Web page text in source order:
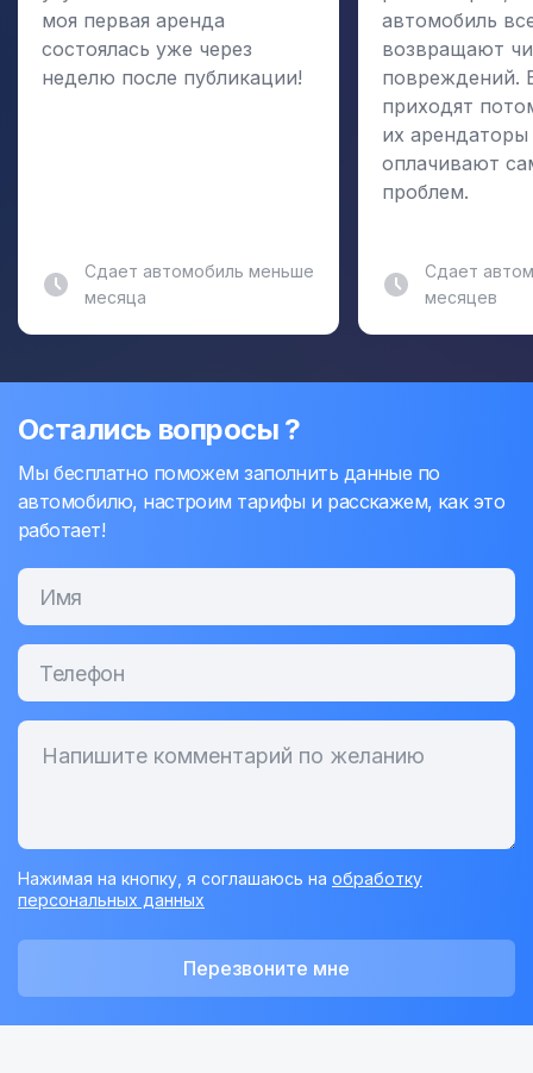
моя первая аренда
состоялась уже через
неделю после публикации!
Сдает автомобиль меньше
месяца
автомобиль
возвращают
повреждений.
приходят
их арендаторы
оплачивают
проблем.
Сдает
месяцев
Остались вопросы ?
Мы бесплатно поможем заполнить данные по
автомобилю, настроим тарифы и расскажем, как это
работает!
Нажимая на кнопку, я соглашаюсь на обработку
персональных данных
Перезвоните мне